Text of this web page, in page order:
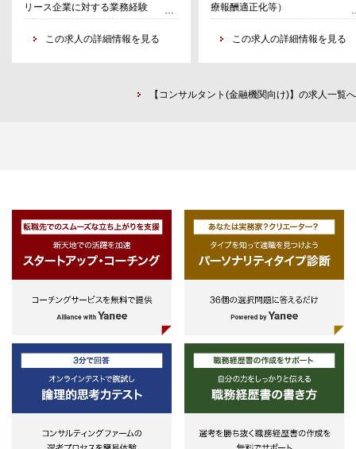
・統合・再編・売却時のオペレーテ
マネジメント、実行支援
リース企業に対する業務経験
・金融業界における買収、PMI、カ
ーブアウトプロジェクトの業務経験
・銀行およびリース業界における広
範なネットワークと関係構築能力
・日本語力必須、ビジネスレベルの
英語力（尚可）、海外経験があれば
尚可
・グローバル案件の対応力（マルチ
カルチャーへの理解）
この求人の詳細情報を見る
・バリューアップ施策のグループ
※執行役員直下にて事業企画から
療報酬適正化等）
・論理的思考力、PCスキル
この求人の詳細情報を見る
【コンサルタント(金融機関向け)】の求人一覧へ